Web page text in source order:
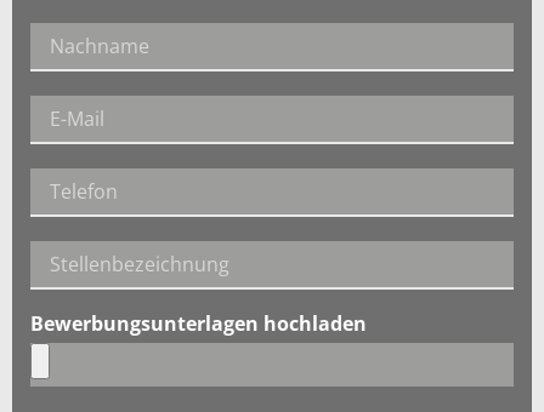
Bewerbungsunterlagen hochladen